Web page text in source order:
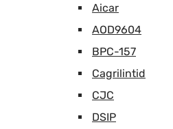
Aicar
AOD9604
BPC-157
Cagrilintid
CJC
DSIP